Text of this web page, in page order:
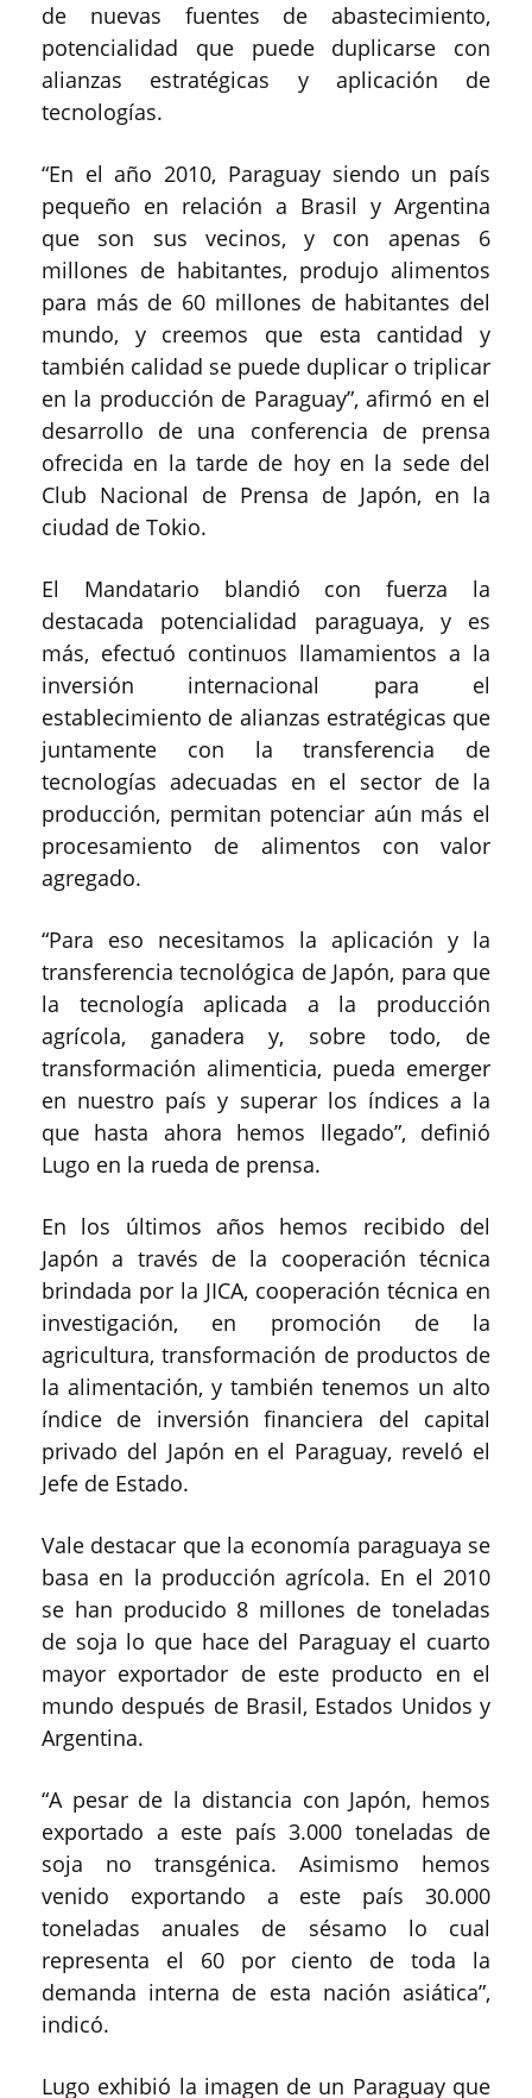
de nuevas fuentes de abastecimiento,
potencialidad que puede duplicarse con
alianzas estratégicas y aplicación de
tecnologías.
“En el año 2010, Paraguay siendo un país
pequeño en relación a Brasil y Argentina
que son sus vecinos, y con apenas 6
millones de habitantes, produjo alimentos
para más de 60 millones de habitantes del
mundo, y creemos que esta cantidad y
también calidad se puede duplicar o triplicar
en la producción de Paraguay”, afirmó en el
desarrollo de una conferencia de prensa
ofrecida en la tarde de hoy en la sede del
Club Nacional de Prensa de Japón, en la
ciudad de Tokio.
El Mandatario blandió con fuerza la
destacada potencialidad paraguaya, y es
más, efectuó continuos llamamientos a la
inversión internacional para el
establecimiento de alianzas estratégicas que
juntamente con la transferencia de
tecnologías adecuadas en el sector de la
producción, permitan potenciar aún más el
procesamiento de alimentos con valor
agregado.
“Para eso necesitamos la aplicación y la
transferencia tecnológica de Japón, para que
la tecnología aplicada a la producción
agrícola, ganadera y, sobre todo, de
transformación alimenticia, pueda emerger
en nuestro país y superar los índices a la
que hasta ahora hemos llegado”, definió
Lugo en la rueda de prensa.
En los últimos años hemos recibido del
Japón a través de la cooperación técnica
brindada por la JICA, cooperación técnica en
investigación, en promoción de la
agricultura, transformación de productos de
la alimentación, y también tenemos un alto
índice de inversión financiera del capital
privado del Japón en el Paraguay, reveló el
Jefe de Estado.
Vale destacar que la economía paraguaya se
basa en la producción agrícola. En el 2010
se han producido 8 millones de toneladas
de soja lo que hace del Paraguay el cuarto
mayor exportador de este producto en el
mundo después de Brasil, Estados Unidos y
Argentina.
“A pesar de la distancia con Japón, hemos
exportado a este país 3.000 toneladas de
soja no transgénica. Asimismo hemos
venido exportando a este país 30.000
toneladas anuales de sésamo lo cual
representa el 60 por ciento de toda la
demanda interna de esta nación asiática”,
indicó.
Lugo exhibió la imagen de un Paraguay que